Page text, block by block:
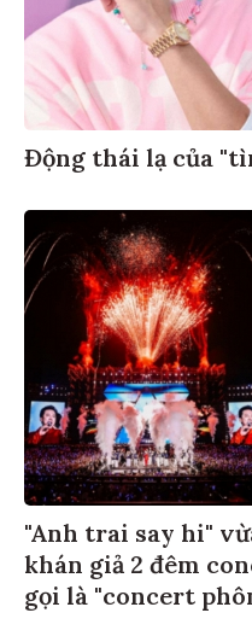
Động thái lạ của
"Anh trai say hi"
khán giả 2 đêm
gọi là "concert